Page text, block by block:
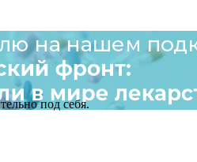
под себя.